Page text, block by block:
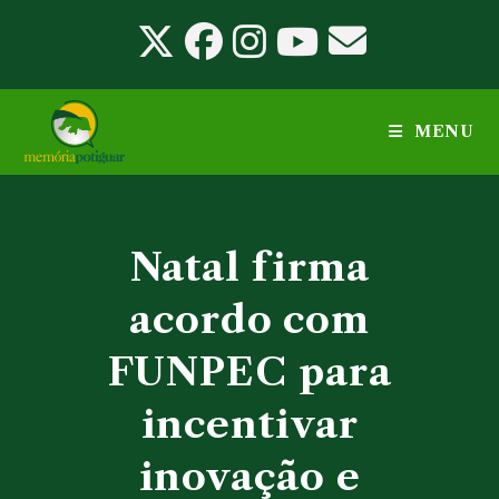
conteúdo
MENU
Natal firma
acordo com
FUNPEC para
incentivar
inovação e